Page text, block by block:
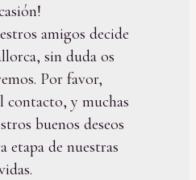
amigos decide
sin duda os
Por favor,
contacto, y muchas
buenos deseos
etapa de nuestras